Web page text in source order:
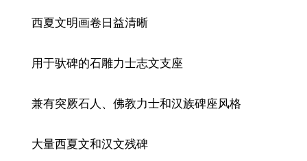
西夏文明画卷日益清晰
用于驮碑的石雕力士志文支座
兼有突厥石人、佛教力士和汉族碑座风格
大量西夏文和汉文残碑